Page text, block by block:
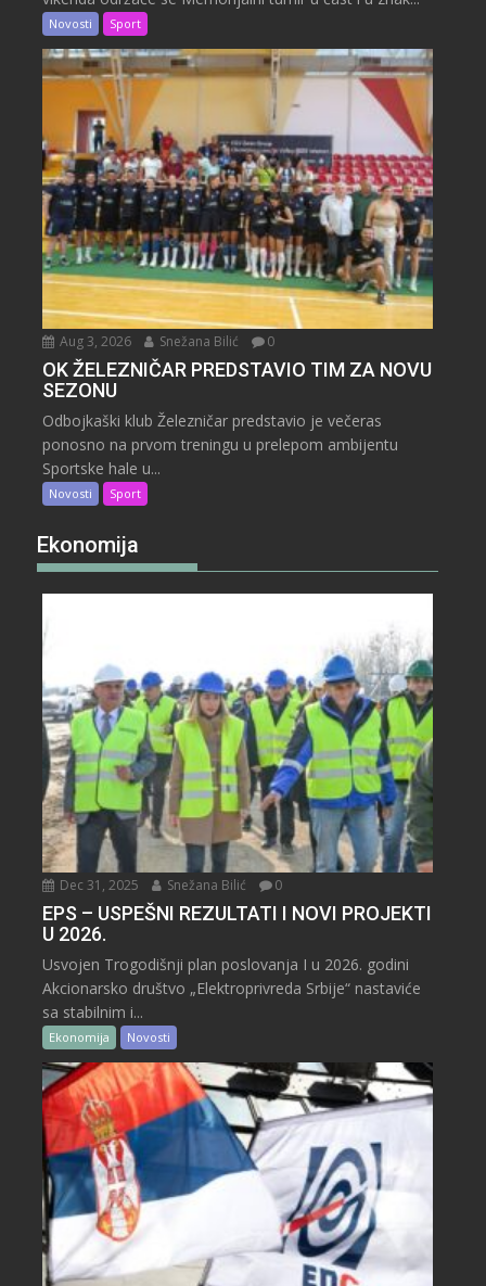
Novosti Sport
Aug 3, 2026 Snežana Bilić 0
OK ŽELEZNIČAR PREDSTAVIO TIM ZA NOVU
SEZONU
Odbojkaški klub Železničar predstavio je večeras
ponosno na prvom treningu u prelepom ambijentu
Sportske hale u...
Novosti Sport
Ekonomija
Dec 31, 2025 Snežana Bilić 0
EPS – USPEŠNI REZULTATI I NOVI PROJEKTI
U 2026.
Usvojen Trogodišnji plan poslovanja I u 2026. godini
Akcionarsko društvo „Elektroprivreda Srbije“ nastaviće
sa stabilnim i...
Ekonomija Novosti